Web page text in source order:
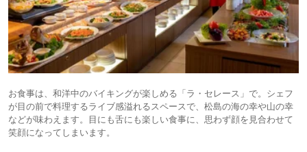
お食事は、和洋中のバイキングが楽しめる「ラ・セレース」で。シェフ
が目の前で料理するライブ感溢れるスペースで、松島の海の幸や山の幸
などが味わえます。目にも舌にも楽しい食事に、思わず顔を見合わせて
笑顔になってしまいます。